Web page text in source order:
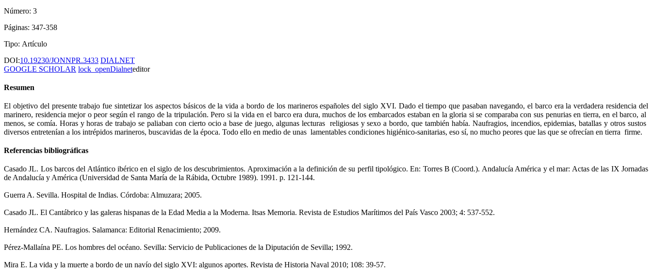
Número: 3
Páginas: 347-358
Tipo: Artículo
DOI:10.19230/JONNPR.3433 DIALNET
GOOGLE SCHOLAR lock_openDialneteditor
Resumen
El objetivo del presente trabajo fue sintetizar los aspectos básicos de la vida a bordo de los marineros españoles del siglo XVI. Dado el tiempo que pasaban navegando, el barco era la verdadera residencia del
marinero, residencia mejor o peor según el rango de la tripulación. Pero si la vida en el barco era dura, muchos de los embarcados estaban en la gloria si se comparaba con sus penurias en tierra, en el barco, al
menos, se comía. Horas y horas de trabajo se paliaban con cierto ocio a base de juego, algunas lecturas religiosas y sexo a bordo, que también había. Naufragios, incendios, epidemias, batallas y otros sustos
diversos entretenían a los intrépidos marineros, buscavidas de la época. Todo ello en medio de unas lamentables condiciones higiénico-sanitarias, eso sí, no mucho peores que las que se ofrecían en tierra firme.
Referencias bibliográficas
Casado JL. Los barcos del Atlántico ibérico en el siglo de los descubrimientos. Aproximación a la definición de su perfil tipológico. En: Torres B (Coord.). Andalucía América y el mar: Actas de las IX Jornadas
de Andalucía y América (Universidad de Santa María de la Rábida, Octubre 1989). 1991. p. 121-144.
Guerra A. Sevilla. Hospital de Indias. Córdoba: Almuzara; 2005.
Casado JL. El Cantábrico y las galeras hispanas de la Edad Media a la Moderna. Itsas Memoria. Revista de Estudios Marítimos del País Vasco 2003; 4: 537-552.
Hernández CA. Naufragios. Salamanca: Editorial Renacimiento; 2009.
Pérez-Mallaína PE. Los hombres del océano. Sevilla: Servicio de Publicaciones de la Diputación de Sevilla; 1992.
Mira E. La vida y la muerte a bordo de un navío del siglo XVI: algunos aportes. Revista de Historia Naval 2010; 108: 39-57.